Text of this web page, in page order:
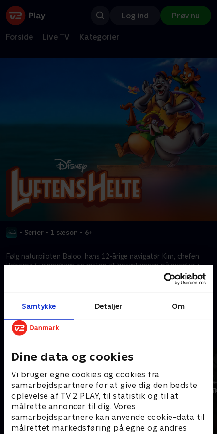
Samtykke Detaljer Om
Dine data og cookies
Vi bruger egne cookies og cookies fra
samarbejdspartnere for at give dig den bedste
oplevelse af TV 2 PLAY, til statistik og til at
målrette annoncer til dig. Vores
samarbejdspartnere kan anvende cookie-data til
målrettet markedsføring på egne og andres
Log ind Prøv nu
Forside Live TV Kategorier
• Serier • 1 sæson • 6+
Følg naturpiloten Baloo, hans 12-årige navigatør Kim, chefen
Rebecca Cunningham og resten af besætningen på eventyr, i
kamp mod pirater og søgen efter vidunderlige skatte!
Kræver tilkøb
Mere indhold fra Disney+